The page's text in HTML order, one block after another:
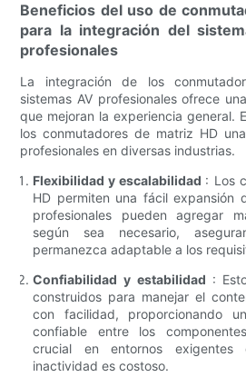
Beneficios del uso de
para la integración del
profesionales
La integración de los
sistemas AV profesionales ofrece
que mejoran la experiencia general.
los conmutadores de matriz HD
profesionales en diversas industrias.
Flexibilidad y escalabilidad : Los
HD permiten una fácil expansión
profesionales pueden agregar
según sea necesario,
permanezca adaptable a los
Confiabilidad y estabilidad :
construidos para manejar el
con facilidad, proporcionando
confiable entre los
crucial en entornos
inactividad es costoso.